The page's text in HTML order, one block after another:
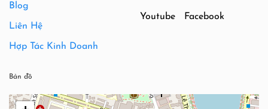
Blog
Liên Hệ
Hợp Tác Kinh Doanh
Youtube Facebook
Bản đồ